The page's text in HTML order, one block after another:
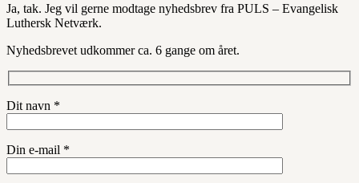
Ja, tak. Jeg vil gerne modtage nyhedsbrev fra PULS – Evangelisk
Luthersk Netværk.
Nyhedsbrevet udkommer ca. 6 gange om året.
Dit navn *
Din e-mail *